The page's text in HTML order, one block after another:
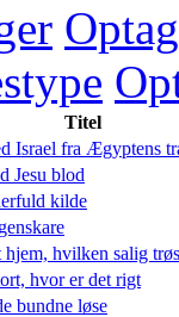
Titel
Israel fra Ægyptens
Jesu blod
kilde
hvilken salig
hvor er det rigt
bundne løse